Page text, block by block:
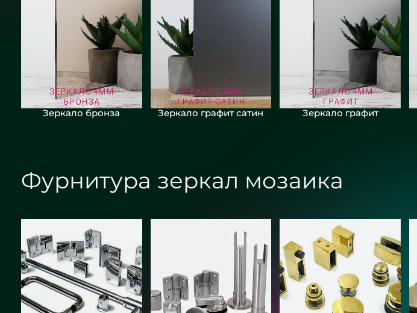
Зеркало бронза Зеркало графит сатин Зеркало графит
Фурнитура зеркал мозаика